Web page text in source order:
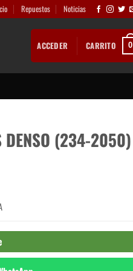
Repuestos Noticias
ACCEDER CARRITO 0
DENSO (234-2050)